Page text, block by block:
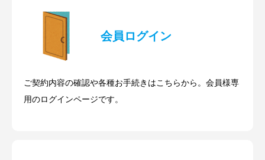
会員ログイン
ご契約内容の確認や各種お手続きはこちらから。会員様専
用のログインページです。